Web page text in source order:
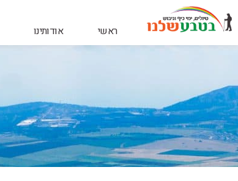
ראשי אודותינו